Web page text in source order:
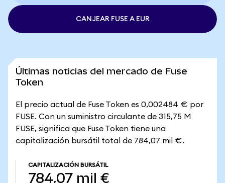
CANJEAR FUSE A EUR
Últimas noticias del mercado de Fuse
Token
El precio actual de Fuse Token es 0,002484 € por
FUSE. Con un suministro circulante de 315,75 M
FUSE, significa que Fuse Token tiene una
capitalización bursátil total de 784,07 mil €.
CAPITALIZACIÓN BURSÁTIL
784,07 mil €